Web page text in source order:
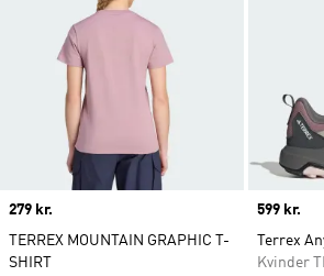
Price
279 kr.
TERREX MOUNTAIN GRAPHIC T-
SHIRT
Price
599 kr.
Terrex
Kvinder